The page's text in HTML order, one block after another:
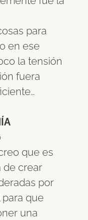
para
en ese
la tensión
fuera
que es
de crear
por
que
una